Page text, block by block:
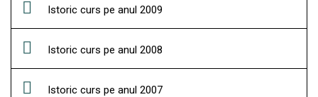
Istoric curs pe anul 2009
Istoric curs pe anul 2008
Istoric curs pe anul 2007